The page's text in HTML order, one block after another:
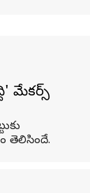
మేకర్స్‌
తెలిసిందే.